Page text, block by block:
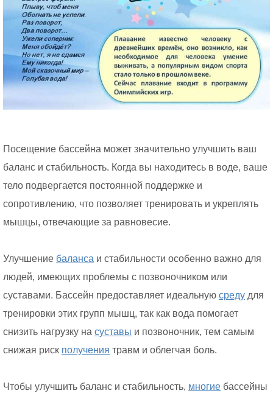
Посещение бассейна может значительно улучшить ваш
баланс и стабильность. Когда вы находитесь в воде, ваше
тело подвергается постоянной поддержке и
сопротивлению, что позволяет тренировать и укреплять
мышцы, отвечающие за равновесие.
Улучшение баланса и стабильности особенно важно для
людей, имеющих проблемы с позвоночником или
суставами. Бассейн предоставляет идеальную среду для
тренировки этих групп мышц, так как вода помогает
снизить нагрузку на суставы и позвоночник, тем самым
снижая риск получения травм и облегчая боль.
Чтобы улучшить баланс и стабильность, многие бассейны